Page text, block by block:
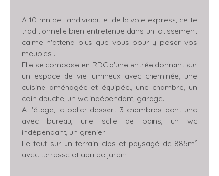
A 10 mn de Landivisiau et de la voie express, cette
traditionnelle bien entretenue dans un lotissement
calme n'attend plus que vous pour y poser vos
meubles .
Elle se compose en RDC d'une entrée donnant sur
un espace de vie lumineux avec cheminée, une
cuisine aménagée et équipée., une chambre, un
coin douche, un wc indépendant, garage.
A l'étage, le palier dessert 3 chambres dont une
avec bureau, une salle de bains, un wc
indépendant, un grenier
Le tout sur un terrain clos et paysagé de 885m²
avec terrasse et abri de jardin